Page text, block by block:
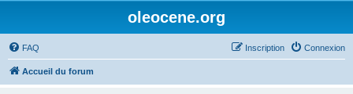
oleocene.org
FAQ Connexion
Inscription
Accueil du forum